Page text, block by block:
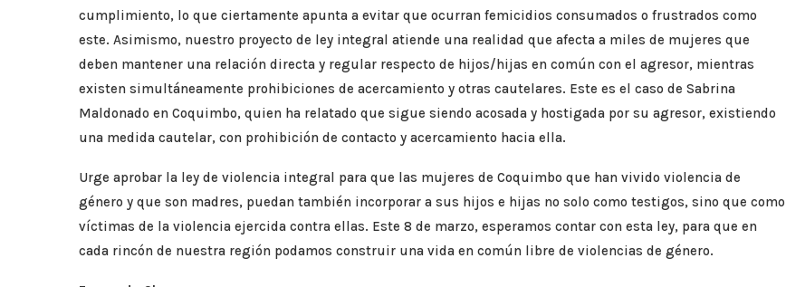
cumplimiento, lo que ciertamente apunta a evitar que ocurran femicidios consumados o frustrados como
este. Asimismo, nuestro proyecto de ley integral atiende una realidad que afecta a miles de mujeres que
deben mantener una relación directa y regular respecto de hijos/hijas en común con el agresor, mientras
existen simultáneamente prohibiciones de acercamiento y otras cautelares. Este es el caso de Sabrina
Maldonado en Coquimbo, quien ha relatado que sigue siendo acosada y hostigada por su agresor, existiendo
una medida cautelar, con prohibición de contacto y acercamiento hacia ella.
Urge aprobar la ley de violencia integral para que las mujeres de Coquimbo que han vivido violencia de
género y que son madres, puedan también incorporar a sus hijos e hijas no solo como testigos, sino que como
víctimas de la violencia ejercida contra ellas. Este 8 de marzo, esperamos contar con esta ley, para que en
cada rincón de nuestra región podamos construir una vida en común libre de violencias de género.